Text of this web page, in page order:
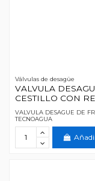
Válvulas de desagüe
VALVULA
CESTILLO CON
VALVULA DESAGUE DE
TECNOAGUA